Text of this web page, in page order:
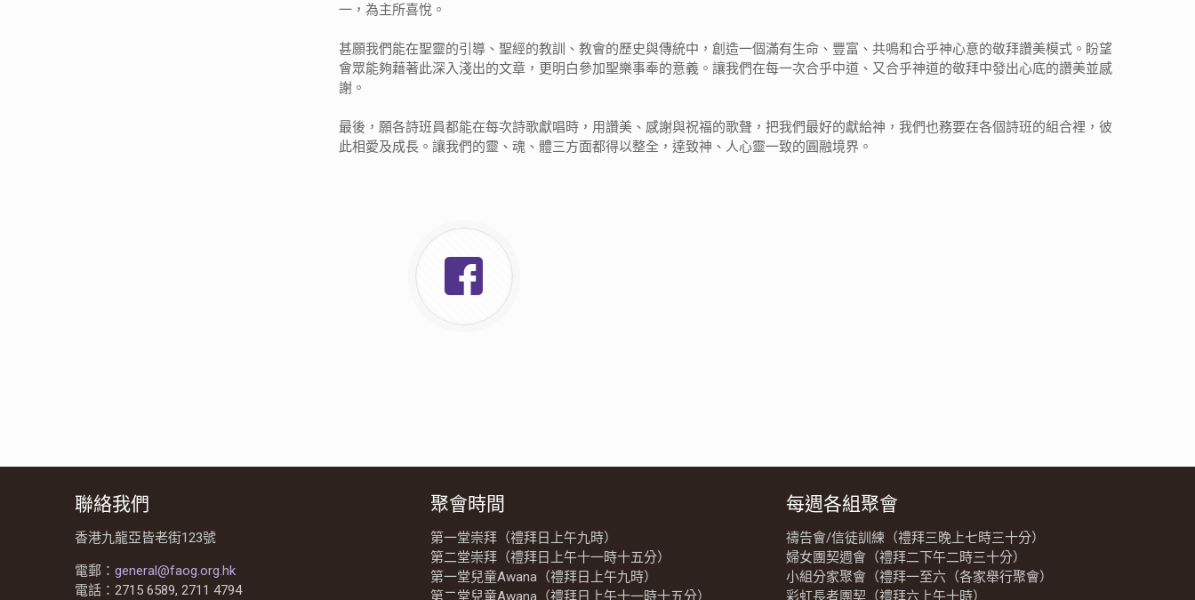
一，為主所喜悅。
甚願我們能在聖靈的引導、聖經的教訓、教會的歷史與傳統中，創造一個滿有生命、豐富、共鳴和合乎神心意的敬拜讚美模式。盼望
會眾能夠藉著此深入淺出的文章，更明白參加聖樂事奉的意義。讓我們在每一次合乎中道、又合乎神道的敬拜中發出心底的讚美並感
謝。
最後，願各詩班員都能在每次詩歌獻唱時，用讚美、感謝與祝福的歌聲，把我們最好的獻給神，我們也務要在各個詩班的組合裡，彼
此相愛及成長。讓我們的靈、魂、體三方面都得以整全，達致神、人心靈一致的圓融境界。
聯絡我們
香港九龍亞皆老街123號
電郵： general@faog.org.hk
電話：2715 6589, 2711 4794
聚會時間
第一堂崇拜（禮拜日上午九時）
第二堂崇拜（禮拜日上午十一時十五分）
第一堂兒童Awana（禮拜日上午九時）
第二堂兒童Awana（禮拜日上午十一時十五分）
每週各組聚會
禱告會/信徒訓練（禮拜三晚上七時三十分）
婦女團契週會（禮拜二下午二時三十分）
小組分家聚會（禮拜一至六（各家舉行聚會）
彩虹長者團契（禮拜六上午十時）